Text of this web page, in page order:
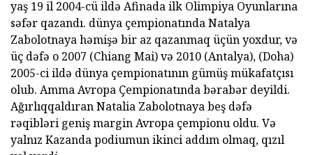
yaş 19 il 2004-cü ildə Afinada ilk Olimpiya Oyunlarına
səfər qazandı. dünya çempionatında Natalya
Zabolotnaya həmişə bir az qazanmaq üçün yoxdur, və
üç dəfə o 2007 (Chiang Mai) və 2010 (Antalya), (Doha)
2005-ci ildə dünya çempionatının gümüş mükafatçısı
olub. Amma Avropa Çempionatında bərabər deyildi.
Ağırlıqqaldıran Natalia Zabolotnaya beş dəfə
rəqibləri geniş margin Avropa çempionu oldu. Və
yalnız Kazanda podiumun ikinci addım olmaq, qızıl